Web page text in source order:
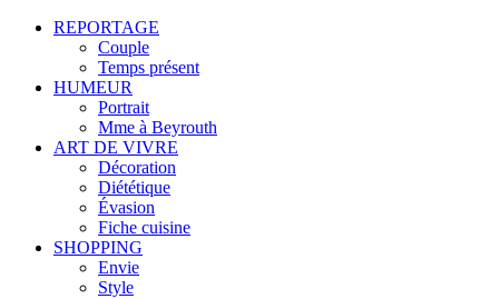
REPORTAGE
Couple
Temps présent
HUMEUR
Portrait
Mme à Beyrouth
ART DE VIVRE
Décoration
Diététique
Évasion
Fiche cuisine
SHOPPING
Envie
Style